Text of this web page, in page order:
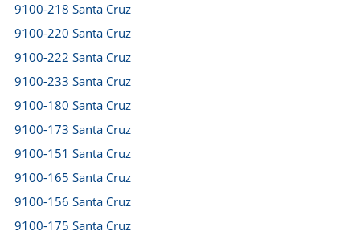
9100-218 Santa Cruz
9100-220 Santa Cruz
9100-222 Santa Cruz
9100-233 Santa Cruz
9100-180 Santa Cruz
9100-173 Santa Cruz
9100-151 Santa Cruz
9100-165 Santa Cruz
9100-156 Santa Cruz
9100-175 Santa Cruz